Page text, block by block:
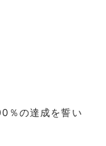
％の達成を誓い